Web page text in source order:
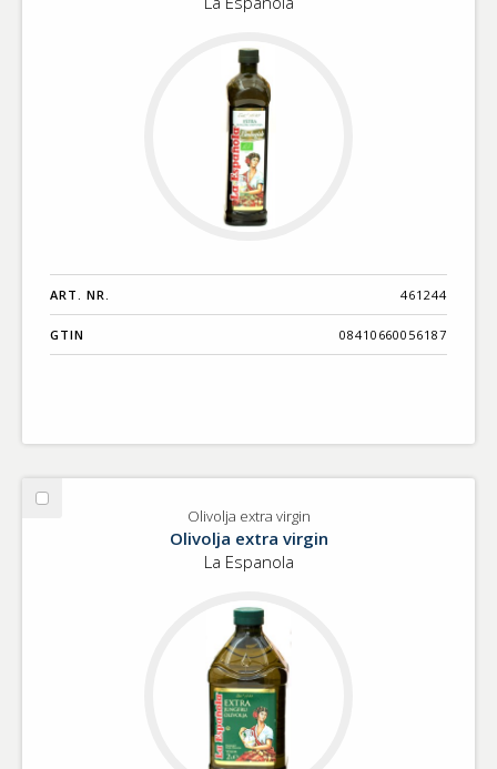
ART. NR. 461244
GTIN 08410660056187
Välj
Olivolja extra virgin
Olivolja extra virgin
La Espanola